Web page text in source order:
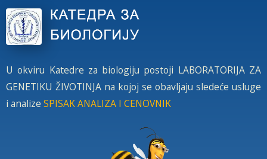
U okviru Katedre za biologiju postoji LABORATORIJA ZA
GENETIKU ŽIVOTINJA na kojoj se obavljaju sledeće usluge
i analize SPISAK ANALIZA I CENOVNIK